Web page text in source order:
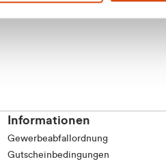
Informationen
Gewerbeabfallordnung
Gutscheinbedingungen